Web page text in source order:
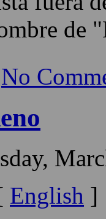
de
No
English ]